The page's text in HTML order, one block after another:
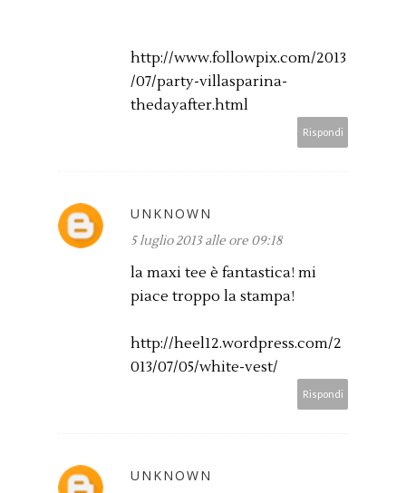
http://www.followpix.com/2013
/07/party-villasparina-
thedayafter.html
Rispondi
UNKNOWN
5 luglio 2013 alle ore 09:18
la maxi tee è fantastica! mi
piace troppo la stampa!
http://heel12.wordpress.com/2
013/07/05/white-vest/
Rispondi
UNKNOWN